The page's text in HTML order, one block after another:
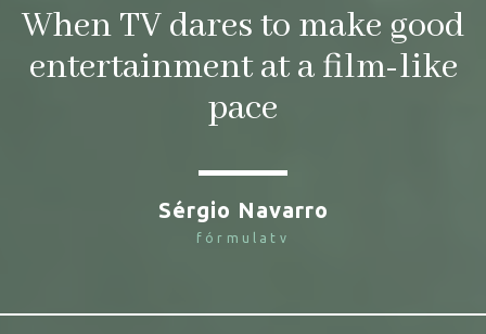
When TV dares to make good
entertainment at a film-like
pace
Sérgio Navarro
fórmulatv